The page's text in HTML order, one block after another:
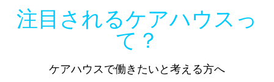
注目されるケアハウスっ
て？
ケアハウスで働きたいと考える方へ